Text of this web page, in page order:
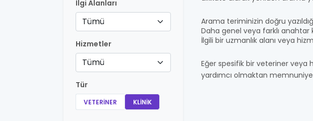
İlgi Alanları
Tümü
Hizmetler
Tümü
Tür
VETERINER KLINIK
Arama teriminizin doğru
Daha genel veya farklı anahtar
İlgili bir uzmanlık alanı veya
Eğer spesifik bir veteriner veya
yardımcı olmaktan